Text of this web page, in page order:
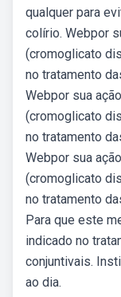
qualquer para
colírio. Webpor
(cromoglicato
no tratamento
Webpor sua
(cromoglicato
no tratamento
Webpor sua
(cromoglicato
no tratamento
Para que este
indicado no
conjuntivais.
ao dia.